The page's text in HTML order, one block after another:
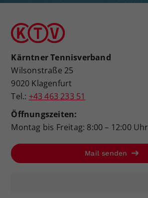
Kärntner Tennisverband
Wilsonstraße 25
9020 Klagenfurt
Tel.: +43 463 233 51
Öffnungszeiten:
Montag bis Freitag: 8:00 – 12:00 Uhr
Mail senden